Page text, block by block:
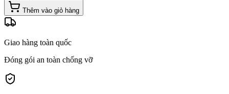
Thêm vào giỏ hàng
Giao hàng toàn quốc
Đóng gói an toàn chống vỡ